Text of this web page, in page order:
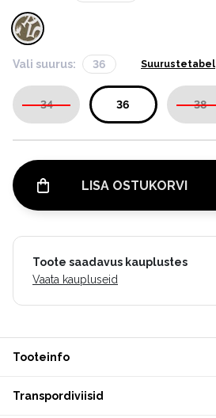
Vali suurus: 36 Suurustetabel
34 36 38
LISA OSTUKORVI
Toote saadavus kauplustes
Vaata kaupluseid
Tooteinfo
Transpordiviisid